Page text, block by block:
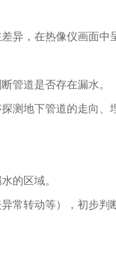
异，在热像仪画面中
管道是否存在漏水。​
测地下管道的走向、
的区域。​
常转动等），初步判